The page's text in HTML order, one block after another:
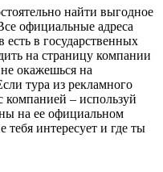
найти выгодное
официальные адреса
есть в государственных
на страницу компании
окажешься на
тура из рекламного
компанией – используй
на ее официальном
тебя интересует и где ты